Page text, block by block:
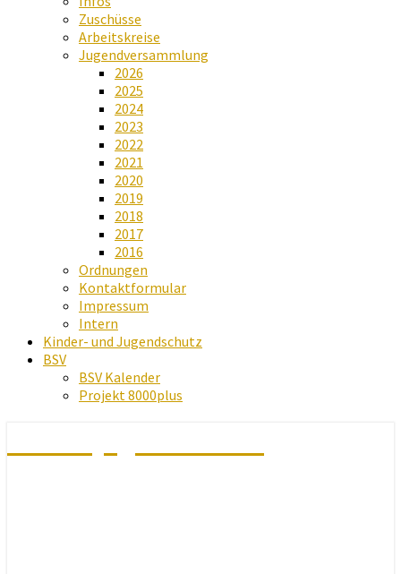
Zuschüsse
Arbeitskreise
Jugendversammlung
2026
2025
2024
2023
2022
2021
2020
2019
2018
2017
2016
Ordnungen
Kontaktformular
Impressum
Intern
Kinder- und Jugendschutz
BSV
BSV Kalender
Projekt 8000plus